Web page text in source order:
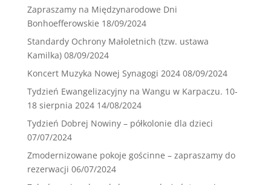
Zapraszamy na Międzynarodowe Dni
Bonhoefferowskie 18/09/2024
Standardy Ochrony Małoletnich (tzw. ustawa
Kamilka) 08/09/2024
Koncert Muzyka Nowej Synagogi 2024 08/09/2024
Tydzień Ewangelizacyjny na Wangu w Karpaczu. 10-
18 sierpnia 2024 14/08/2024
Tydzień Dobrej Nowiny – półkolonie dla dzieci
07/07/2024
Zmodernizowane pokoje gościnne – zapraszamy do
rezerwacji 06/07/2024